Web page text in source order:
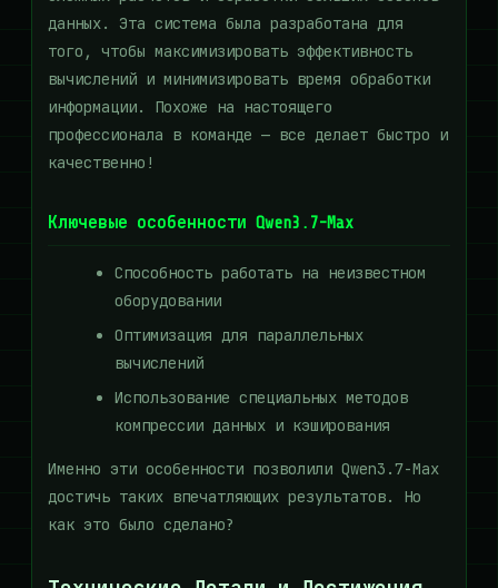
данных. Эта система была разработана для
того, чтобы максимизировать эффективность
вычислений и минимизировать время обработки
информации. Похоже на настоящего
профессионала в команде — все делает быстро и
качественно!
Ключевые особенности Qwen3.7-Max
Способность работать на неизвестном
оборудовании
Оптимизация для параллельных
вычислений
Использование специальных методов
компрессии данных и кэширования
Именно эти особенности позволили Qwen3.7-Max
достичь таких впечатляющих результатов. Но
как это было сделано?